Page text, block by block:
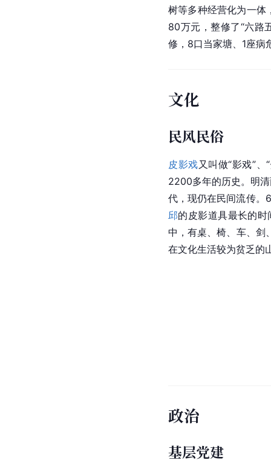
树等多种经营化为一体
80万元，整修了“六路
修，8口当家塘、1座病
文化
民风民俗
皮影戏又叫做“影戏”、
2200多年的历史。明
代，现仍在民间流传。
邱的皮影道具最长的
中，有桌、椅、车、剑
在文化生活较为贫乏的
政治
基层党建